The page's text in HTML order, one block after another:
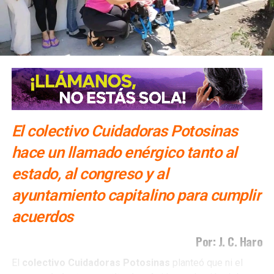
además aseguró queel dinero del erario “se está
usando de buena manera”,con la creación de la Guardia
Civil.
El colectivo Cuidadoras Potosinas
hace un llamado enérgico tanto al
estado, al congreso y al
ayuntamiento capitalino para cumplir
acuerdos
Por: J. C. Haro
El colectivo Cuidadoras Potosinas
planteó que ni el